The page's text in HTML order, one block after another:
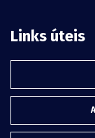
Links úteis